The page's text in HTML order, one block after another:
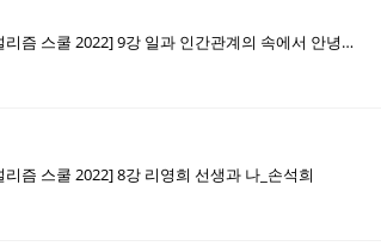
[리영희 저널리즘 스쿨 2022] 9강 일과 인간관계의 속에서 안녕하기_이병남
즘 스쿨 2022] 8강 리영희 선생과 나_손석희